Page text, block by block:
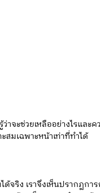
จะช่วยเหลืออย่างไรและค
มเฉพาะหน้าเท่าที่ทำได้
จริง เราจึงเห็นปรากฏกา